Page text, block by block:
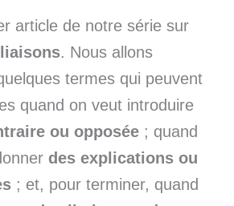
article de notre série sur
. Nous allons
termes qui peuvent
quand on veut introduire
ou opposée ; quand
des explications ou
; et, pour terminer, quand